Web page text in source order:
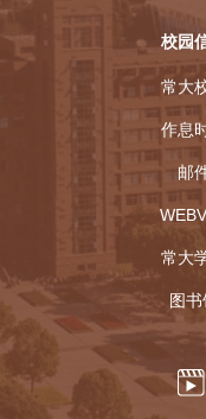
校园
常大
作息
邮
常大
图书